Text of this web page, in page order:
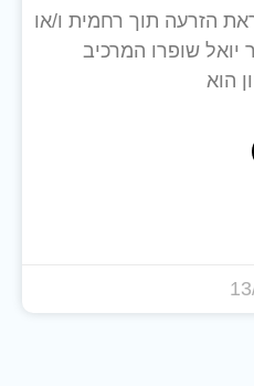
הזרעה תוך רחמית ו/או
יואל שופרו המרכיב
הוא